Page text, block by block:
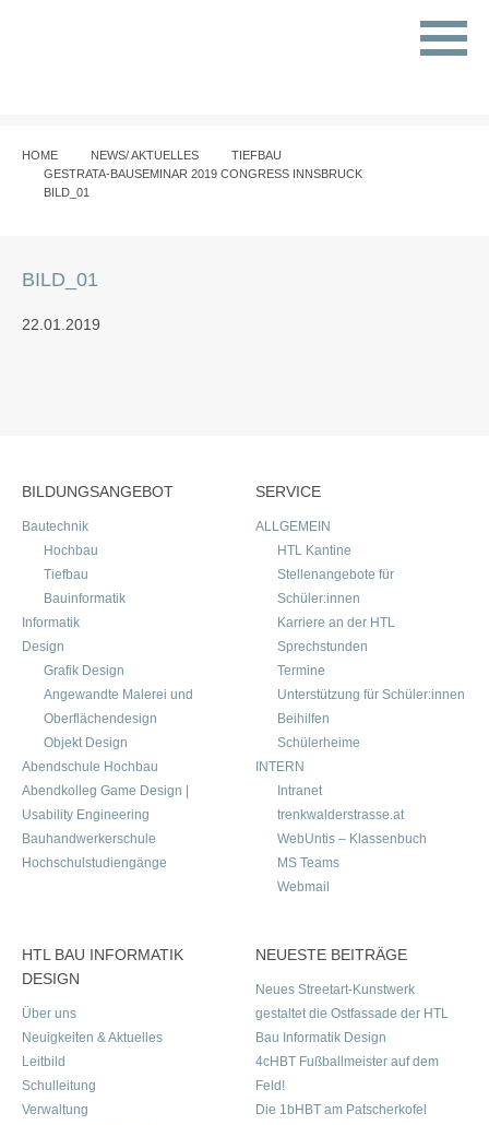
HOME NEWS/ AKTUELLES
TIEFBAU
GESTRATA-BAUSEMINAR 2019 CONGRESS INNSBRUCK
BILD_01
BILD_01
22.01.2019
BILDUNGSANGEBOT
Bautechnik
Hochbau
Tiefbau
Bauinformatik
Informatik
Design
Grafik Design
Angewandte Malerei und
Oberflächendesign
Objekt Design
Abendschule Hochbau
Abendkolleg Game Design |
Usability Engineering
Bauhandwerkerschule
Hochschulstudiengänge
SERVICE
ALLGEMEIN
HTL Kantine
Stellenangebote für
Schüler:innen
Karriere an der HTL
Sprechstunden
Termine
Unterstützung für Schüler:innen
Beihilfen
Schülerheime
INTERN
Intranet
trenkwalderstrasse.at
WebUntis – Klassenbuch
MS Teams
Webmail
HTL BAU INFORMATIK
DESIGN
Über uns
Neuigkeiten & Aktuelles
Leitbild
Schulleitung
Verwaltung
NEUESTE BEITRÄGE
Neues Streetart-Kunstwerk
gestaltet die Ostfassade der HTL
Bau Informatik Design
4cHBT Fußballmeister auf dem
Feld!
Die 1bHBT am Patscherkofel